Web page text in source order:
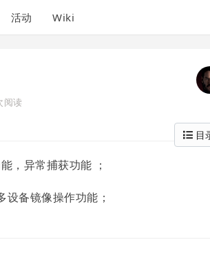
活动 Wiki
阅读
目
，异常捕获功能 ；
备镜像操作功能；